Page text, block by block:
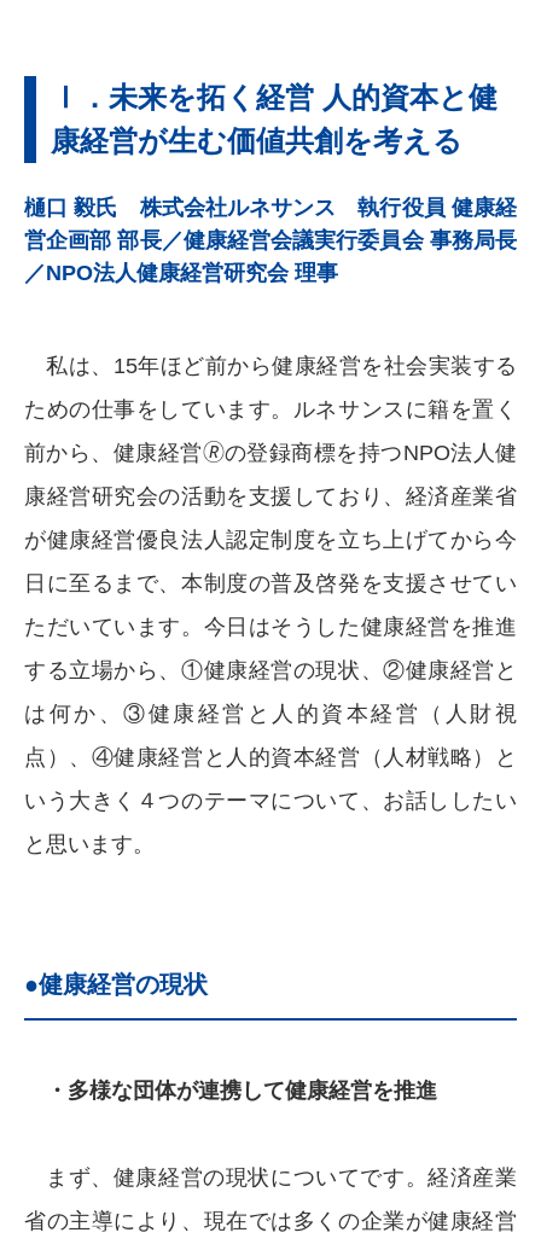
Ⅰ．未来を拓く経営 人的資本と健
康経営が生む価値共創を考える
樋口 毅氏 株式会社ルネサンス 執行役員 健康経
営企画部 部長／健康経営会議実行委員会 事務局長
／NPO法人健康経営研究会 理事
私は、15年ほど前から健康経営を社会実装する
ための仕事をしています。ルネサンスに籍を置く
前から、健康経営🄬の登録商標を持つNPO法人健
康経営研究会の活動を支援しており、経済産業省
が健康経営優良法人認定制度を立ち上げてから今
日に至るまで、本制度の普及啓発を支援させてい
ただいています。今日はそうした健康経営を推進
する立場から、①健康経営の現状、②健康経営と
は何か、③健康経営と人的資本経営（人財視
点）、④健康経営と人的資本経営（人材戦略）と
いう大きく４つのテーマについて、お話ししたい
と思います。
●健康経営の現状
・多様な団体が連携して健康経営を推進
まず、健康経営の現状についてです。経済産業
省の主導により、現在では多くの企業が健康経営